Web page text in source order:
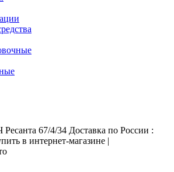
67/4/34 Доставка по России :
в интернет-магазине |